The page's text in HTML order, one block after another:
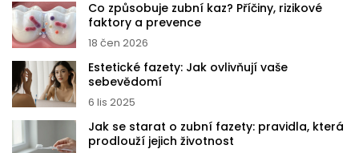
Co způsobuje zubní kaz? Příčiny, rizikové
faktory a prevence
18 čen 2026
Estetické fazety: Jak ovlivňují vaše
sebevědomí
6 lis 2025
Jak se starat o zubní fazety: pravidla, která
prodlouží jejich životnost